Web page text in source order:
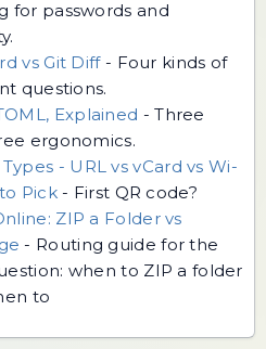
for passwords and
vs Git Diff- Four kinds of
questions.
Explained -Three
ergonomics.
- URL vs vCard vs Wi-
Pick- First QR code?
ZIP a Folder vs
- Routing guide for the
when to ZIP a folder
to